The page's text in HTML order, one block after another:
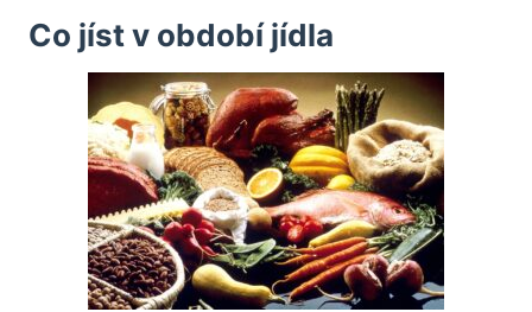
Co jíst v období jídla